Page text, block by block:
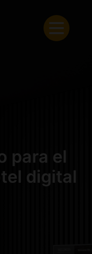
para el
digital